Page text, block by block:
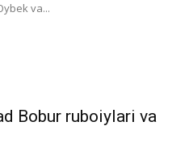
va...
Bobur ruboiylari va